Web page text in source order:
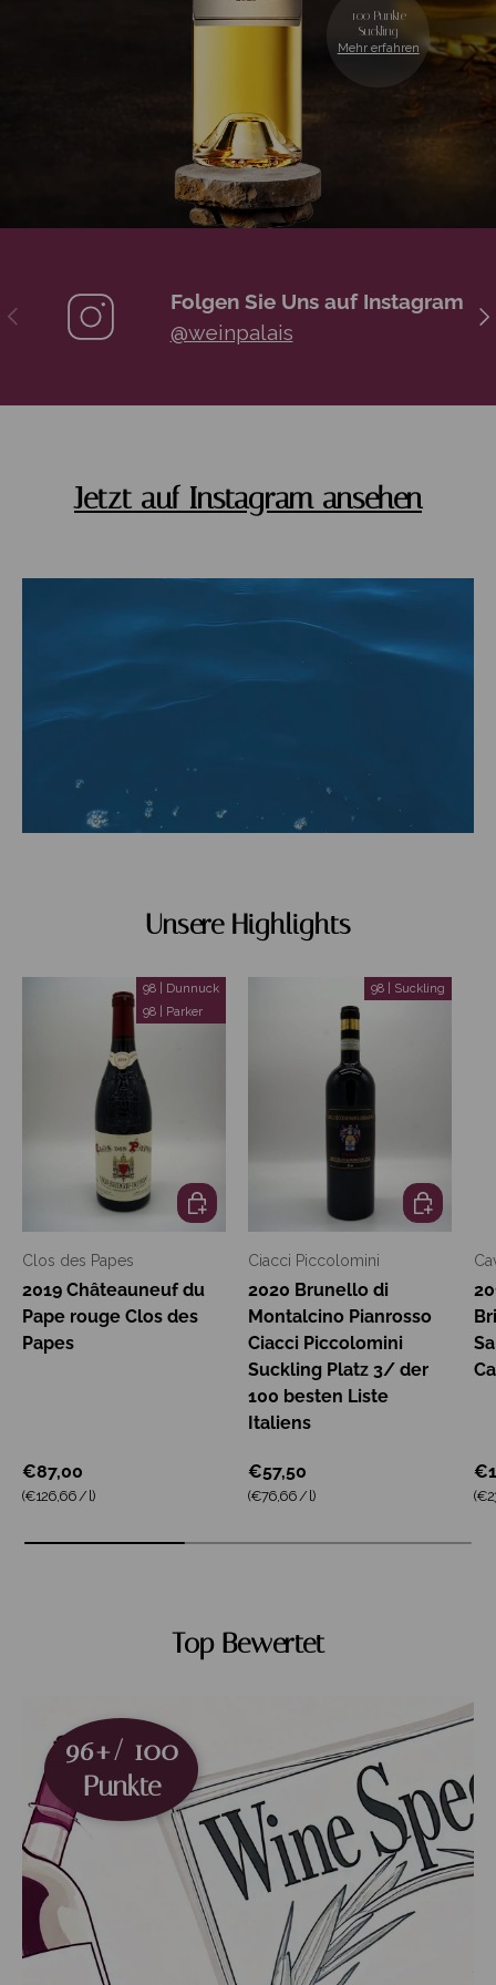
100 Punkte
Suckling
Mehr erfahren
Vorherige
Folgen Sie Uns auf Instagram
@weinpalais
Jetzt auf Instagram ansehen
Unsere Highlights
98 | Dunnuck
98 | Parker
Clos des Papes
2019 Châteauneuf du
Pape rouge Clos des
Papes
€87,00
Grundpreis
(€126,66/ l)
In den Warenkorb
98 | Suckling
Ciacci Piccolomini
2020 Brunello di
Montalcino Pianrosso
Ciacci Piccolomini
Suckling Platz 3/ der
100 besten Liste
Italiens
€57,50
Grundpreis
(€76,66/ l)
In den
Top Bewertet
96+/ 100
Punkte